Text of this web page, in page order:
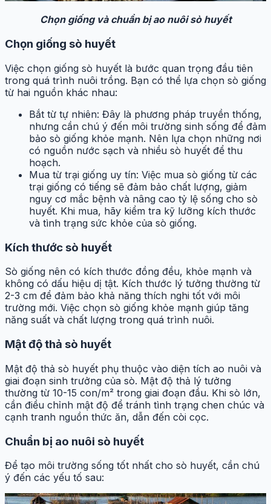
Chọn giống và chuẩn bị ao nuôi sò huyết
Chọn giống sò huyết
Việc chọn giống sò huyết là bước quan trọng đầu tiên
trong quá trình nuôi trồng. Bạn có thể lựa chọn sò giống
từ hai nguồn khác nhau:
Bắt từ tự nhiên: Đây là phương pháp truyền thống,
nhưng cần chú ý đến môi trường sinh sống để đảm
bảo sò giống khỏe mạnh. Nên lựa chọn những nơi
có nguồn nước sạch và nhiều sò huyết để thu
hoạch.
Mua từ trại giống uy tín: Việc mua sò giống từ các
trại giống có tiếng sẽ đảm bảo chất lượng, giảm
nguy cơ mắc bệnh và nâng cao tỷ lệ sống cho sò
huyết. Khi mua, hãy kiểm tra kỹ lưỡng kích thước
và tình trạng sức khỏe của sò giống.
Kích thước sò huyết
Sò giống nên có kích thước đồng đều, khỏe mạnh và
không có dấu hiệu dị tật. Kích thước lý tưởng thường từ
2-3 cm để đảm bảo khả năng thích nghi tốt với môi
trường mới. Việc chọn sò giống khỏe mạnh giúp tăng
năng suất và chất lượng trong quá trình nuôi.
Mật độ thả sò huyết
Mật độ thả sò huyết phụ thuộc vào diện tích ao nuôi và
giai đoạn sinh trưởng của sò. Mật độ thả lý tưởng
thường từ 10-15 con/m² trong giai đoạn đầu. Khi sò lớn,
cần điều chỉnh mật độ để tránh tình trạng chen chúc và
cạnh tranh nguồn thức ăn, dẫn đến còi cọc.
Chuẩn bị ao nuôi sò huyết
Để tạo môi trường sống tốt nhất cho sò huyết, cần chú
ý đến các yếu tố sau: